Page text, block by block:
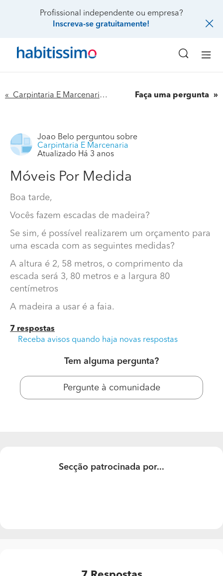
Profissional independente ou empresa?
Inscreva-se gratuitamente!
« Carpintaria E Marcenaria Faça uma pergunta
Móveis Por Medida
Vocês fazem escadas de madeira?
Se sim, é possível realizarem um orçamento para uma
Joao Belo perguntou sobre
Carpintaria E Marcenaria
Atualizado Há 3 anos
Móveis Por Medida
Boa tarde,
Vocês fazem escadas de madeira?
Se sim, é possível realizarem um orçamento para
uma escada com as seguintes medidas?
A altura é 2, 58 metros, o comprimento da
escada será 3, 80 metros e a largura 80
centímetros
A madeira a usar é a faia.
7 respostas
Receba avisos quando haja novas respostas
Tem alguma pergunta?
Pergunte à comunidade
Secção patrocinada por...